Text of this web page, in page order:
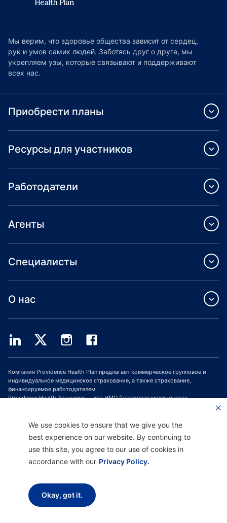
Мы верим, что здоровье общества зависит от сердец,
рук и умов самих людей. Заботясь друг о друге, мы
укрепляем узы, которые связывают и поддерживают
всех нас.
Приобрести планы
Ресурсы для участников
Работодатели
Агенты
Специалисты
О нас
Компания Providence Health Plan предлагает коммерческое групповое и
индивидуальное медицинское страхование, а также страхование,
финансируемое работодателем.
Providence Health Assurance — это HMO (страховая медицинская
Medicare и Oregon Health Plan. Зачисление в программу медицинского
использования и политика конфиденциальности
Авторское право © 2026 Providence Health Plan, Providence Plan Partners и
We use cookies to ensure that we give you the
best experience on our website. By continuing to
use this site, you agree to our use of cookies in
accordance with our Privacy Policy.
Okay, got it.